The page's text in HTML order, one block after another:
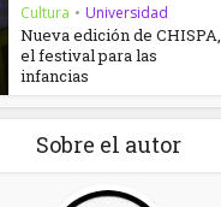
Cultura • Universidad
Nueva edición de CHISPA,
el festival para las
infancias
Sobre el autor